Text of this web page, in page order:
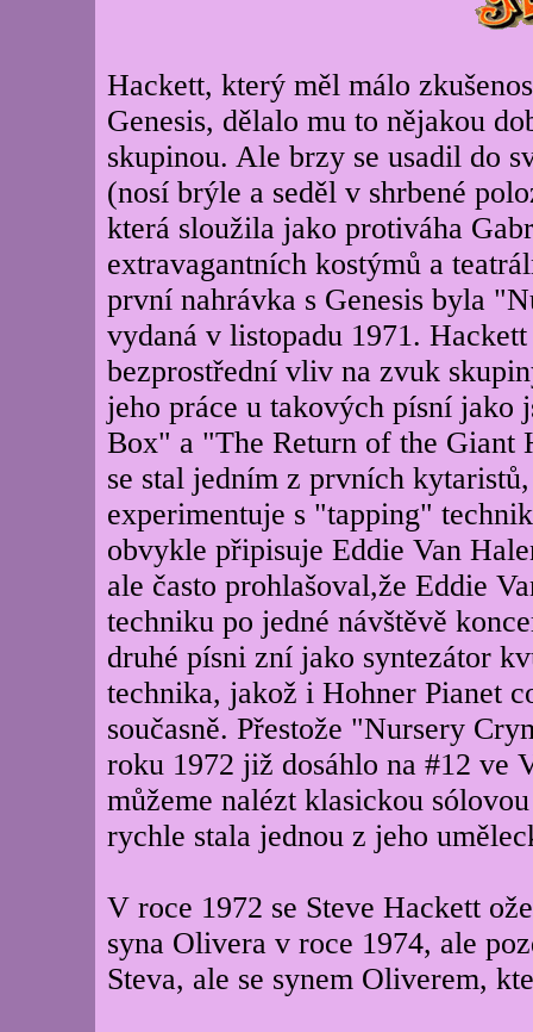
Hackett, který měl málo
Genesis, dělalo mu to nějakou
skupinou. Ale brzy se usadil do
(nosí brýle a seděl v shrbené
která sloužila jako protiváha
extravagantních kostýmů a
první nahrávka s Genesis byla
vydaná v listopadu 1971.
bezprostřední vliv na zvuk
jeho práce u takových písní jako
Box" a "The Return of the Giant
se stal jedním z prvních
experimentuje s "tapping"
obvykle připisuje Eddie Van
ale často prohlašoval,že Eddie
techniku po jedné návštěvě
druhé písni zní jako syntezátor
technika, jakož i Hohner Pianet
současně. Přestože "Nursery
roku 1972 již dosáhlo na #12
můžeme nalézt klasickou
rychle stala jednou z jeho
V roce 1972 se Steve Hackett
syna Olivera v roce 1974, ale
Steva, ale se synem Oliverem,